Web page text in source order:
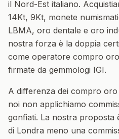
il Nord-Est italiano.
14Kt, 9Kt, monete
LBMA, oro dentale e oro
nostra forza è la doppia
come operatore compro
firmate da gemmologi IGI.
A differenza dei compro
noi non applichiamo
gonfiati. La nostra proposta
di Londra meno una